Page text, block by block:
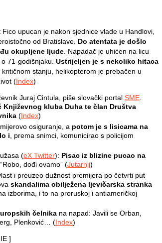
upucan je nakon sjednice vlade u Handlovi,
od Bratislave. Do atentata je došlo
okupljene ljude . Napadač je uhićen na licu
71-godišnjaku. Ustrijeljen je s nekoliko hitaca
kritičnom stanju, helikopterom je prebačen u
(Index)
Juraj Cintula, piše slovački portal SME
Književnog kluba Duha te član Društva
(Index)
osiguranje, a potom je s lisicama na
i , prema snimci, komunicirao s policijom
(eX Twitter): Pisac iz blizine pucao na
dođi ovamo” (Jutarnji)
i preuzeo dužnost premijera po četvrti put
skandalima obilježena ljevičarska stranka
izborima, i to na proruskoj i antiameričkoj
čelnika na napad: Javili se Orban,
Plenković… (Index)
]